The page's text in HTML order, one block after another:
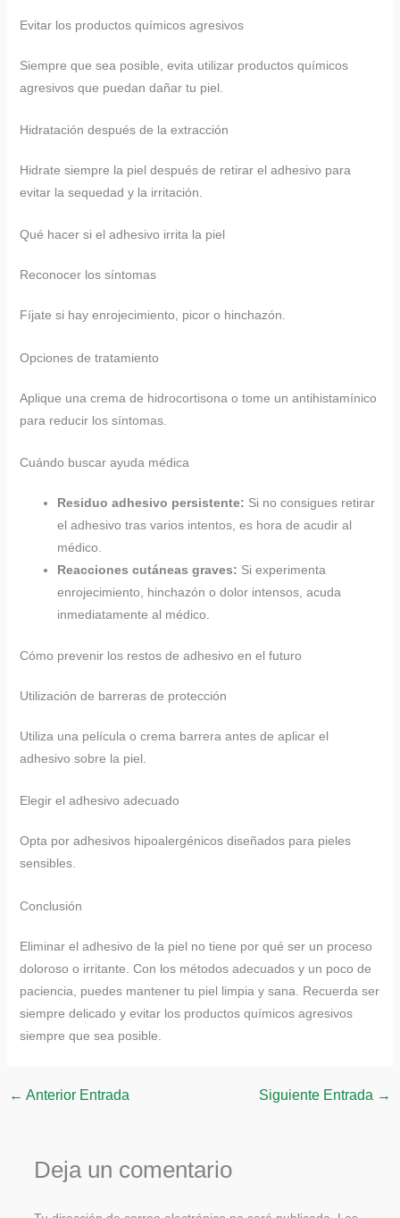
Evitar los productos químicos agresivos
Siempre que sea posible, evita utilizar productos químicos
agresivos que puedan dañar tu piel.
Hidratación después de la extracción
Hidrate siempre la piel después de retirar el adhesivo para
evitar la sequedad y la irritación.
Qué hacer si el adhesivo irrita la piel
Reconocer los síntomas
Fíjate si hay enrojecimiento, picor o hinchazón.
Opciones de tratamiento
Aplique una crema de hidrocortisona o tome un antihistamínico
para reducir los síntomas.
Cuándo buscar ayuda médica
Residuo adhesivo persistente: Si no consigues retirar
el adhesivo tras varios intentos, es hora de acudir al
médico.
Reacciones cutáneas graves: Si experimenta
enrojecimiento, hinchazón o dolor intensos, acuda
inmediatamente al médico.
Cómo prevenir los restos de adhesivo en el futuro
Utilización de barreras de protección
Utiliza una película o crema barrera antes de aplicar el
adhesivo sobre la piel.
Elegir el adhesivo adecuado
Opta por adhesivos hipoalergénicos diseñados para pieles
sensibles.
Conclusión
Eliminar el adhesivo de la piel no tiene por qué ser un proceso
doloroso o irritante. Con los métodos adecuados y un poco de
paciencia, puedes mantener tu piel limpia y sana. Recuerda ser
siempre delicado y evitar los productos químicos agresivos
siempre que sea posible.
← Anterior Entrada Siguiente Entrada →
Deja un comentario